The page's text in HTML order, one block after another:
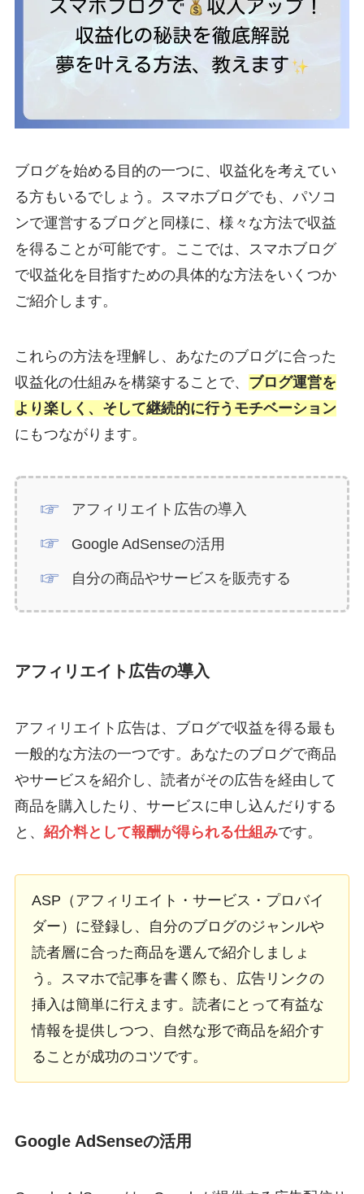
ブログを始める目的の一つに、収益化を考えてい
る方もいるでしょう。スマホブログでも、パソコ
ンで運営するブログと同様に、様々な方法で収益
を得ることが可能です。ここでは、スマホブログ
で収益化を目指すための具体的な方法をいくつか
ご紹介します。
これらの方法を理解し、あなたのブログに合った
収益化の仕組みを構築することで、 ブログ運営を
より楽しく、そして継続的に行うモチベーション
にもつながります。
アフィリエイト広告の導入
Google AdSenseの活用
自分の商品やサービスを販売する
アフィリエイト広告の導入
アフィリエイト広告は、ブログで収益を得る最も
一般的な方法の一つです。あなたのブログで商品
やサービスを紹介し、読者がその広告を経由して
商品を購入したり、サービスに申し込んだりする
と、 紹介料として報酬が得られる仕組みです。
ASP（アフィリエイト・サービス・プロバイ
ダー）に登録し、自分のブログのジャンルや
読者層に合った商品を選んで紹介しましょ
う。スマホで記事を書く際も、広告リンクの
挿入は簡単に行えます。読者にとって有益な
情報を提供しつつ、自然な形で商品を紹介す
ることが成功のコツです。
Google AdSenseの活用